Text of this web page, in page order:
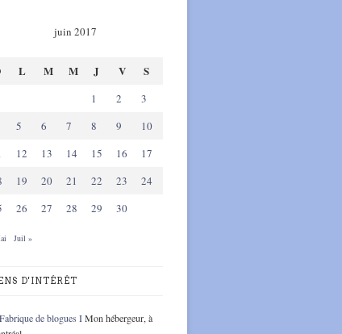
juin 2017
L M M J V S
1 2
3
5 6 7 8 9
10
12 13 14 15 16
17
19 20 21 22 23
24
26 27 28 29 30
Juil »
D'INTÉRÊT
de blogues IMon hébergeur, à